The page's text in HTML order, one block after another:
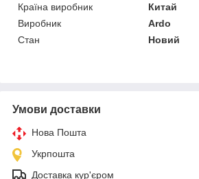
Країна виробник
Китай
Виробник
Ardo
Стан
Новий
Умови доставки
Нова Пошта
Укрпошта
Доставка кур'єром